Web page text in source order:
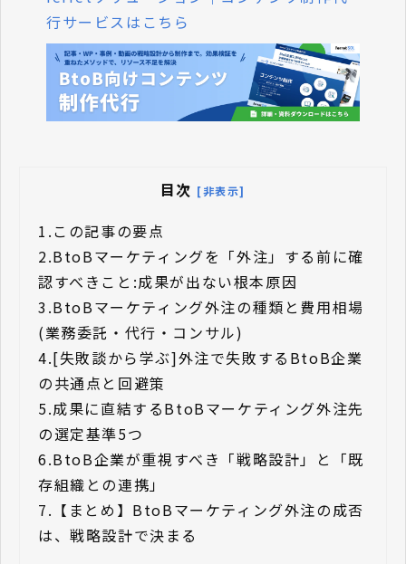
行サービスはこちら
目次 [非表示]
1.この記事の要点
2.BtoBマーケティングを「外注」する前に確
認すべきこと:成果が出ない根本原因
3.BtoBマーケティング外注の種類と費用相場
(業務委託・代行・コンサル)
4.[失敗談から学ぶ]外注で失敗するBtoB企業
の共通点と回避策
5.成果に直結するBtoBマーケティング外注先
の選定基準5つ
6.BtoB企業が重視すべき「戦略設計」と「既
存組織との連携」
7. 【まとめ】BtoBマーケティング外注の成否
は、戦略設計で決まる